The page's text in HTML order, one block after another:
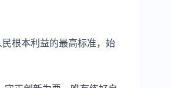
根本利益的最高标准，始